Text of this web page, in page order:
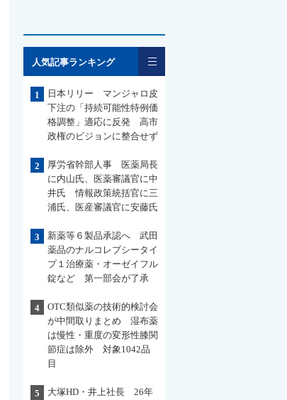
人気記事ランキング
1
日本リリー マンジャロ皮
下注の「持続可能性特例価
格調整」適応に反発 高市
政権のビジョンに整合せず
2
厚労省幹部人事 医薬局長
に内山氏、医薬審議官に中
井氏 情報政策統括官に三
浦氏、医産審議官に安藤氏
3
新薬等６製品承認へ 武田
薬品のナルコレプシータイ
プ１治療薬・オーゼイフル
錠など 第一部会が了承
4
OTC類似薬の技術的検討会
が中間取りまとめ 湿布薬
は慢性・重度の変形性膝関
節症は除外 対象1042品
目
5
大塚HD・井上社長 26年